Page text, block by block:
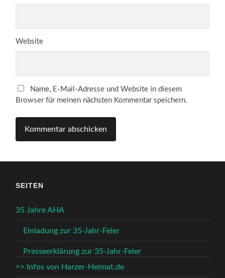
Website
Name, E-Mail-Adresse und Website in diesem
Browser für meinen nächsten Kommentar speichern.
SEITEN
35 Jahre AHA
Einladung zur 35-Jahr-Feier
Presseerklärung zur 35-Jahr-Feier
=> Infos von Harzer-Heimat.de